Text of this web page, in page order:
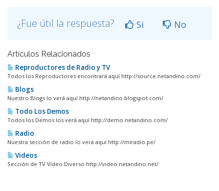
¿Fue útil la respuesta? Si No
Artículos Relacionados
Reproductores de Radio y TV
Todos los Reproductores encontrará aquí http://source.netandino.com/
Blogs
Nuestro Blogs lo verá aquí http://netandino.blogspot.com/
Todo Los Demos
Todos los Demos los verá aquí http://demo.netandino.com/
Radio
Nuestra sección de radio lo verá aquí http://miradio.pe/
Videos
Sección de TV Video Diverso http://video.netandino.net/